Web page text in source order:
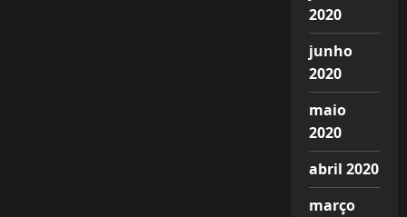
2020
junho
2020
maio
2020
abril 2020
março